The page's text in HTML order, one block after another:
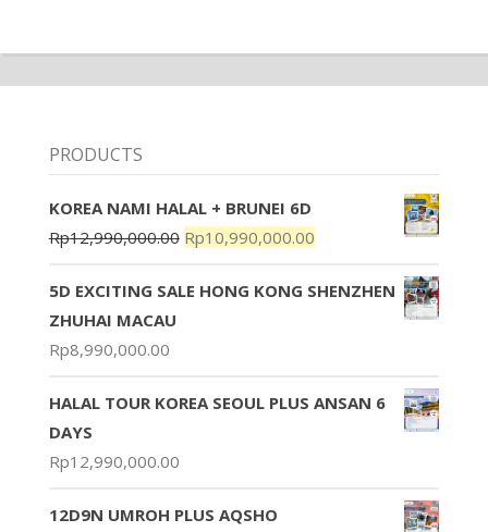
PRODUCTS
KOREA NAMI HALAL + BRUNEI 6D
Rp12,990,000.00 Rp10,990,000.00
5D EXCITING SALE HONG KONG SHENZHEN
ZHUHAI MACAU
Rp8,990,000.00
HALAL TOUR KOREA SEOUL PLUS ANSAN 6
DAYS
Rp12,990,000.00
12D9N UMROH PLUS AQSHO